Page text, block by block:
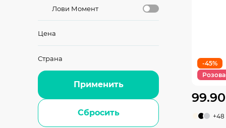
Лови Момент
Цена
Страна
Применить
Сбросить
-45%
+48